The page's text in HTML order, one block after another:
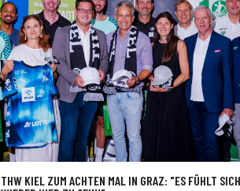
THW KIEL ZUM ACHTEN MAL IN GRAZ: "ES FÜHLT